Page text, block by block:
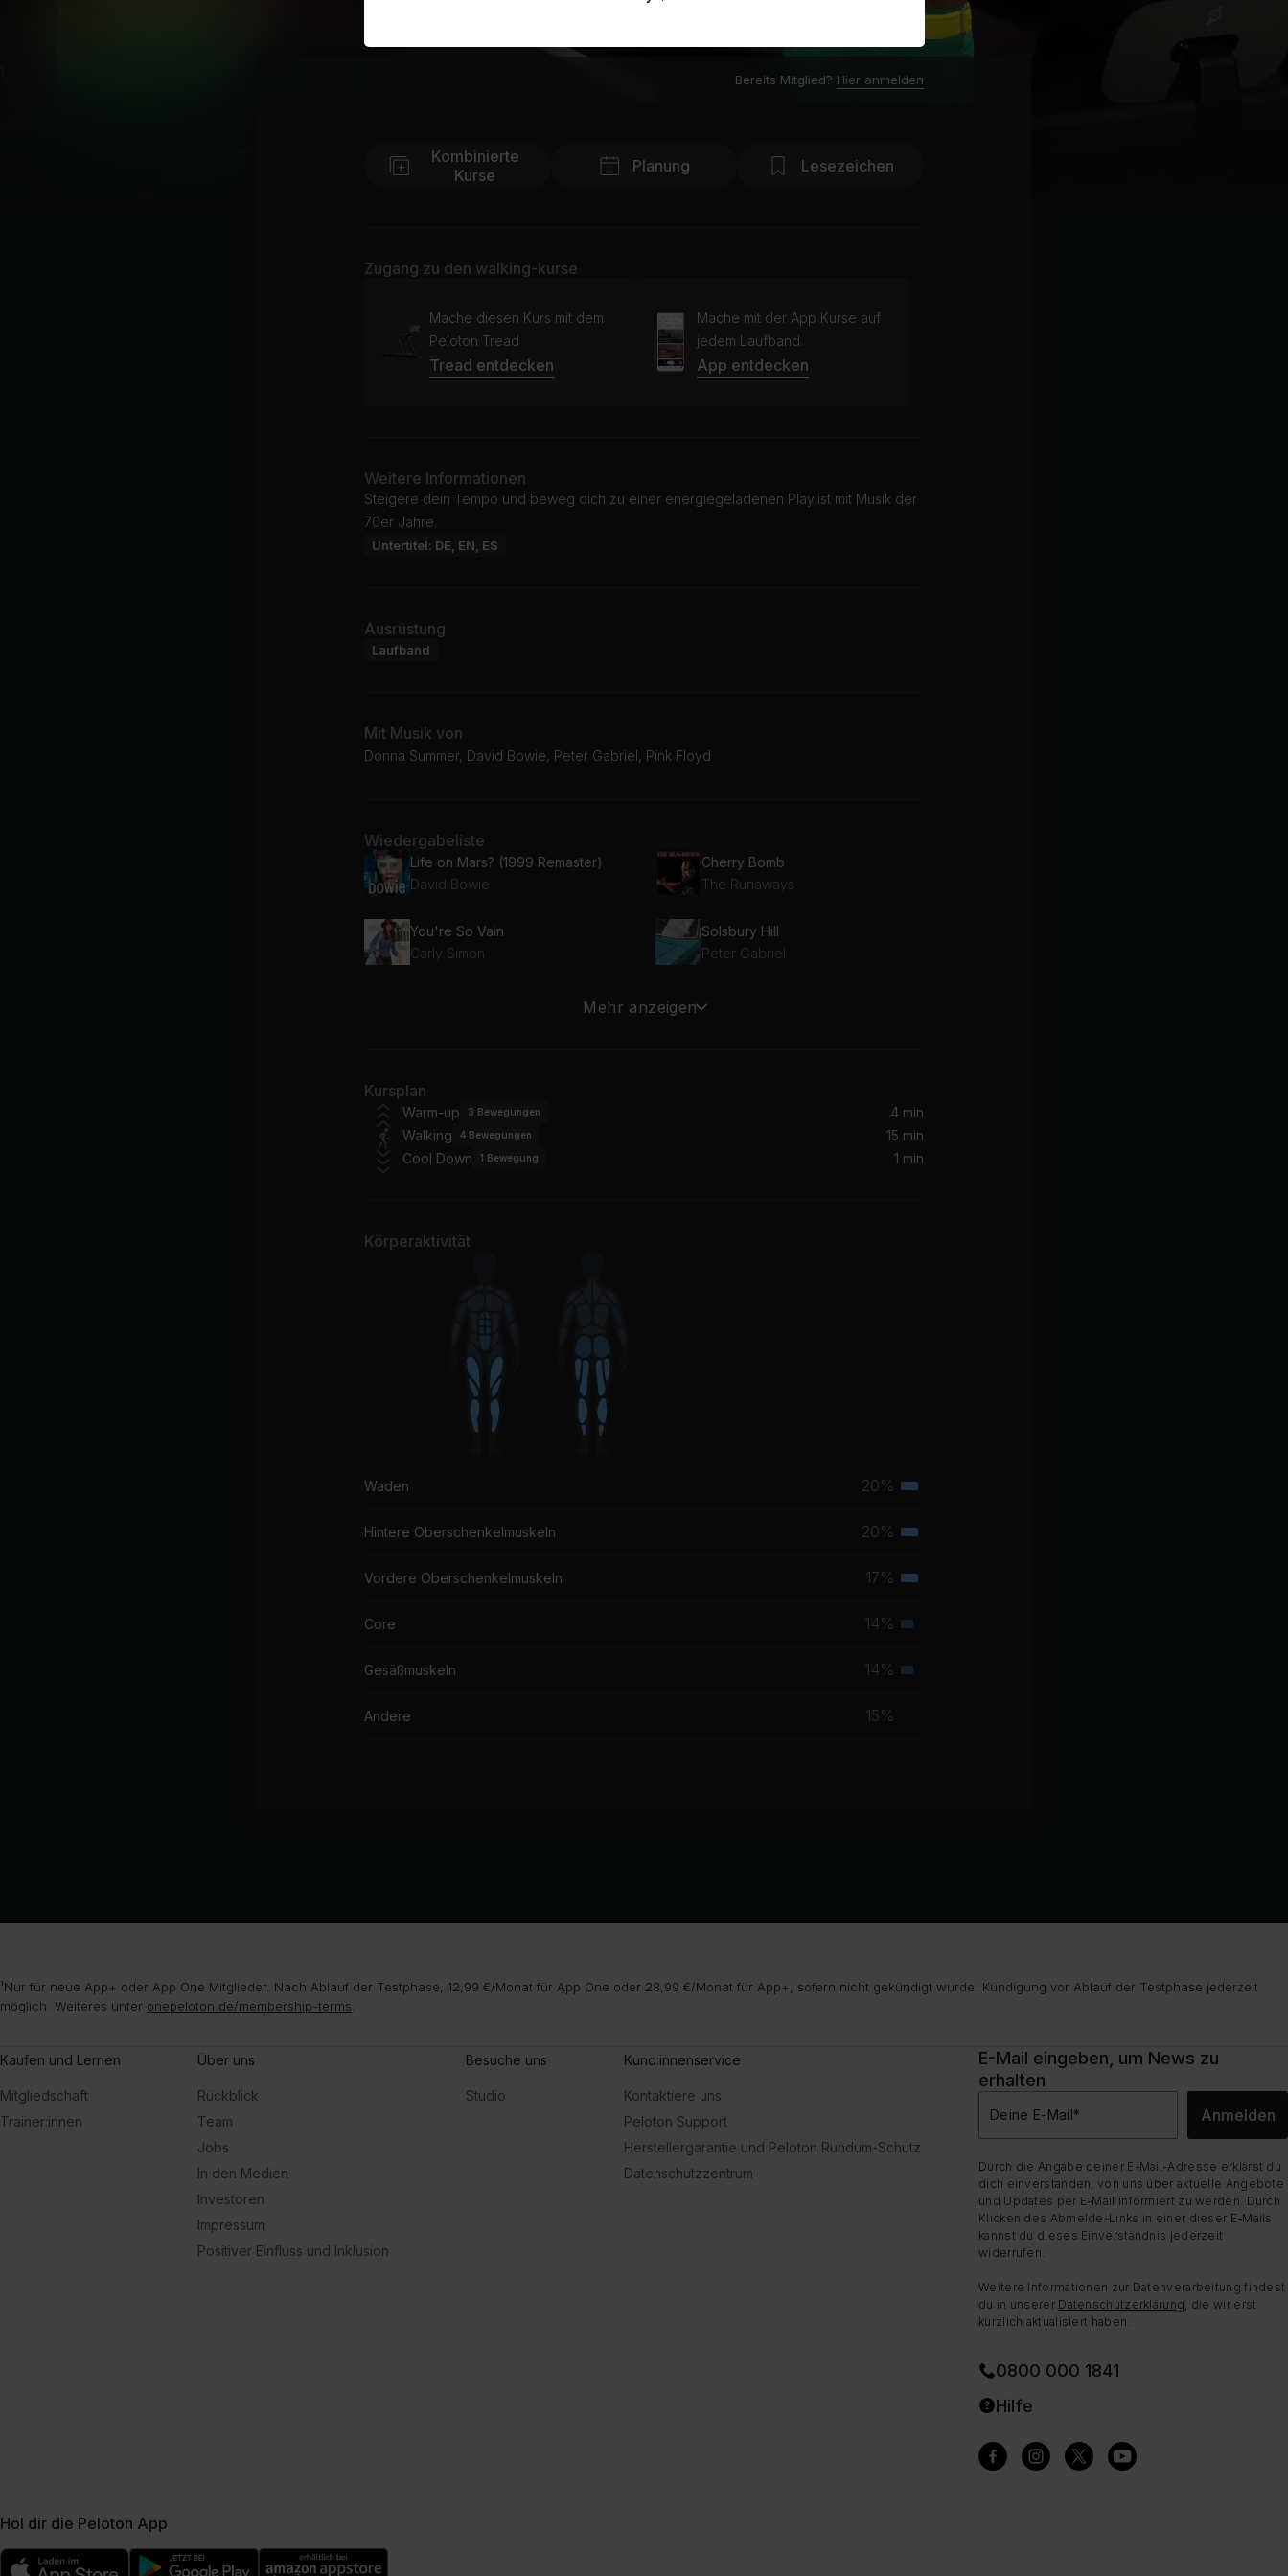
Bereits Mitglied? Hier anmelden
Kombinierte
Kurse
Planung Lesezeichen
Zugang zu den walking-kurse
Mache diesen Kurs mit dem
Peloton Tread
Tread entdecken
Mache mit der App Kurse auf
jedem Laufband.
App entdecken
Weitere Informationen
Steigere dein Tempo und beweg dich zu einer energiegeladenen Playlist mit Musik der
70er Jahre.
Untertitel: DE, EN, ES
Ausrüstung
Laufband
Mit Musik von
Donna Summer, David Bowie, Peter Gabriel, Pink Floyd
Wiedergabeliste
Life on Mars? (1999 Remaster)
David Bowie
Cherry Bomb
The Runaways
You're So Vain
Carly Simon
Solsbury Hill
Peter Gabriel
Mehr anzeigen
Kursplan
Warm-up 3 Bewegungen
4 min
Walking
4 Bewegungen
15 min
Cool Down
1 Bewegung 1 min
Körperaktivität
Waden 20% Tertiäre
Hintere Oberschenkelmuskeln 20% Tertiäre
Vordere Oberschenkelmuskeln 17% Tertiäre
Core 14% Sekundäre
Gesäßmuskeln 14% Sekundäre
Andere 15%
¹Nur für neue App+ oder App One Mitglieder. Nach Ablauf der Testphase, 12,99 €/Monat für App One oder 28,99 €/Monat für App+, sofern nicht gekündigt wurde. Kündigung vor Ablauf der Testphase jederzeit
möglich. Weiteres unter onepeloton.de/membership-terms
Kaufen und Lernen
Mitgliedschaft
Trainer:innen
Über uns
Rückblick
Team
Jobs
In den Medien
Investoren
Impressum
Positiver Einfluss und Inklusion
Besuche uns
Studio
Kund:innenservice
Kontaktiere uns
Peloton Support
Herstellergarantie und Peloton Rundum-Schutz
Datenschutzzentrum
E-Mail eingeben, um News zu
erhalten
Deine E-Mail* Anmelden
Durch die Angabe deiner E-Mail-Adresse erklärst du
dich einverstanden, von uns über aktuelle Angebote
und Updates per E-Mail informiert zu werden. Durch
Klicken des Abmelde-Links in einer dieser E-Mails
kannst du dieses Einverständnis jederzeit
widerrufen.
Weitere Informationen zur Datenverarbeitung findest
du in unserer Datenschutzerklärung, die wir erst
kürzlich aktualisiert haben.
0800 000 1841
Hilfe
Hol dir die Peloton App